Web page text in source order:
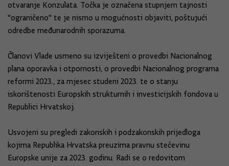
otvaranje Konzulata. Točka je označena stupnjem tajnosti
"ograničeno" te je nismo u mogućnosti objaviti, poštujući
odredbe međunarodnih sporazuma.
Članovi Vlade usmeno su izviješteni o provedbi Nacionalnog
plana oporavka i otpornosti, o provedbi Nacionalnog programa
reformi 2023., za mjesec studeni 2023. te o stanju
iskorištenosti Europskih strukturnih i investicijskih fondova u
Republici Hrvatskoj.
Usvojeni su pregledi zakonskih i podzakonskih prijedloga
kojima Republika Hrvatska preuzima pravnu stečevinu
Europske unije za 2023. godinu. Radi se o redovitom